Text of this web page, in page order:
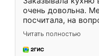
очень довольна.
посчитала, на
Замерщик приехал
делу со всей
за день, ребята
Читать полностью